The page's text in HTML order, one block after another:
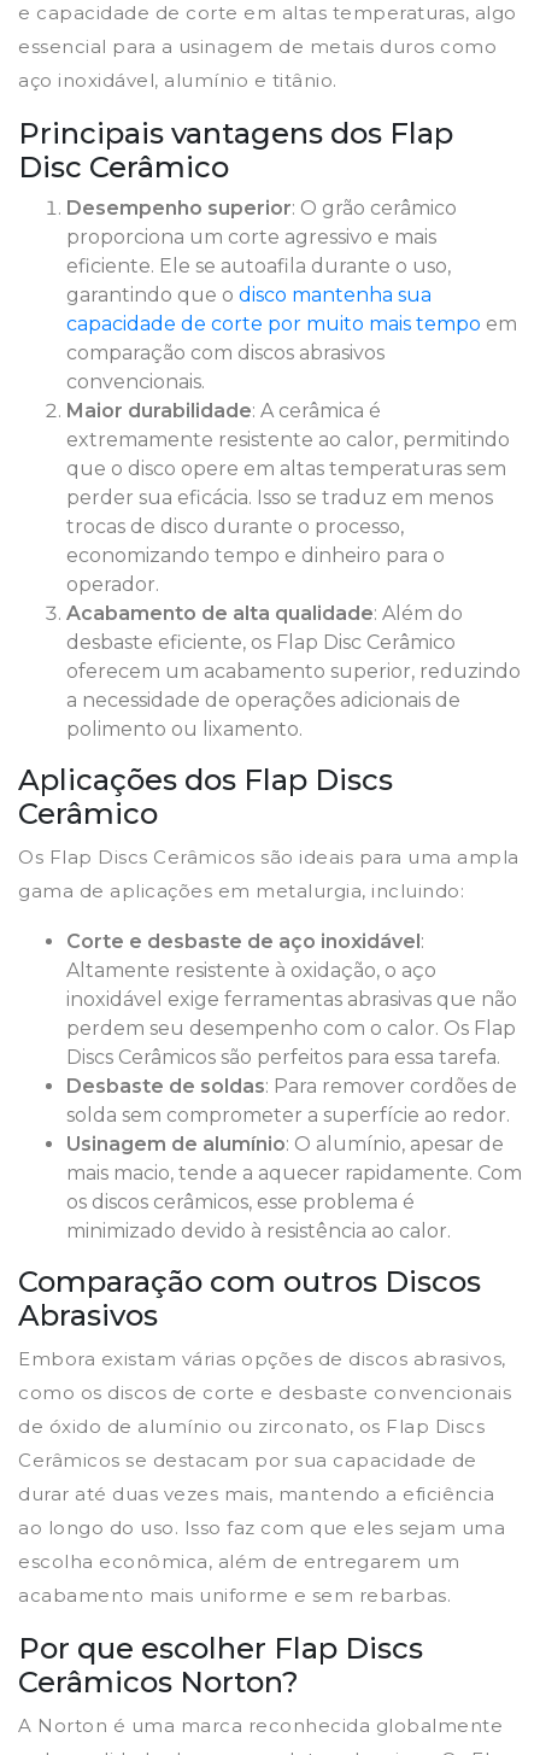
e capacidade de corte em altas temperaturas, algo
essencial para a usinagem de metais duros como
aço inoxidável, alumínio e titânio.
Principais vantagens dos Flap
Disc Cerâmico
Desempenho superior: O grão cerâmico
proporciona um corte agressivo e mais
eficiente. Ele se autoafila durante o uso,
garantindo que o disco mantenha sua
capacidade de corte por muito mais tempo em
comparação com discos abrasivos
convencionais.
Maior durabilidade: A cerâmica é
extremamente resistente ao calor, permitindo
que o disco opere em altas temperaturas sem
perder sua eficácia. Isso se traduz em menos
trocas de disco durante o processo,
economizando tempo e dinheiro para o
operador.
Acabamento de alta qualidade: Além do
desbaste eficiente, os Flap Disc Cerâmico
oferecem um acabamento superior, reduzindo
a necessidade de operações adicionais de
polimento ou lixamento.
Aplicações dos Flap Discs
Cerâmico
Os Flap Discs Cerâmicos são ideais para uma ampla
gama de aplicações em metalurgia, incluindo:
Corte e desbaste de aço inoxidável:
Altamente resistente à oxidação, o aço
inoxidável exige ferramentas abrasivas que não
perdem seu desempenho com o calor. Os Flap
Discs Cerâmicos são perfeitos para essa tarefa.
Desbaste de soldas: Para remover cordões de
solda sem comprometer a superfície ao redor.
Usinagem de alumínio: O alumínio, apesar de
mais macio, tende a aquecer rapidamente. Com
os discos cerâmicos, esse problema é
minimizado devido à resistência ao calor.
Comparação com outros Discos
Abrasivos
Embora existam várias opções de discos abrasivos,
como os discos de corte e desbaste convencionais
de óxido de alumínio ou zirconato, os Flap Discs
Cerâmicos se destacam por sua capacidade de
durar até duas vezes mais, mantendo a eficiência
ao longo do uso. Isso faz com que eles sejam uma
escolha econômica, além de entregarem um
acabamento mais uniforme e sem rebarbas.
Por que escolher Flap Discs
Cerâmicos Norton?
A Norton é uma marca reconhecida globalmente